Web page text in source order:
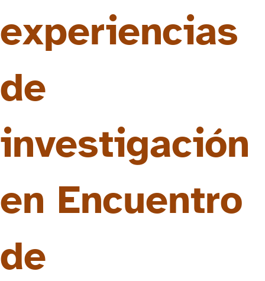
experiencias
de
investigación
en Encuentro
de